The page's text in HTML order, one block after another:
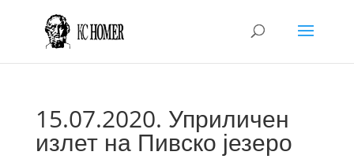
15.07.2020. Уприличен
излет на Пивско језеро